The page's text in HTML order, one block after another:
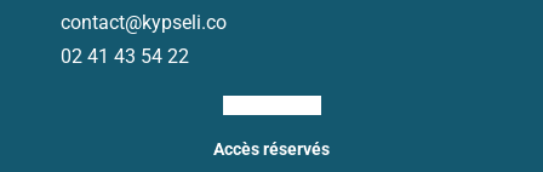
contact@kypseli.co
02 41 43 54 22
Accès réservés
02 41 43 54 22